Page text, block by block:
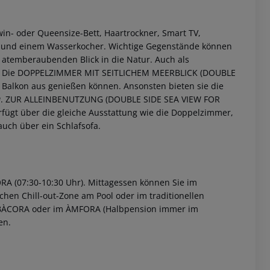
oder Queensize-Bett, Haartrockner, Smart TV,
einem Wasserkocher. Wichtige Gegenstände können
Blick in die Natur. Auch als
Die DOPPELZIMMER MIT SEITLICHEM MEERBLICK (DOUBLE
aus genießen können. Ansonsten bieten sie die
ALLEINBENUTZUNG (DOUBLE SIDE SEA VIEW FOR
über die gleiche Ausstattung wie die Doppelzimmer,
über ein Schlafsofa.
(07:30-10:30 Uhr). Mittagessen können Sie im
Chill-out-Zone am Pool oder im traditionellen
oder im ÀMFORA (Halbpension immer im